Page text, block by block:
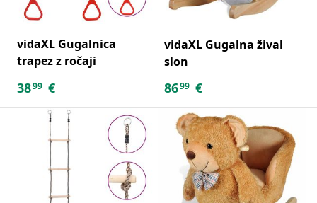
vidaXL Gugalnica
trapez z ročaji
3899 €
vidaXL Gugalna žival
slon
8699 €